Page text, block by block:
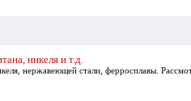
никеля и т.д.
нержавеющей стали, ферросплавы.